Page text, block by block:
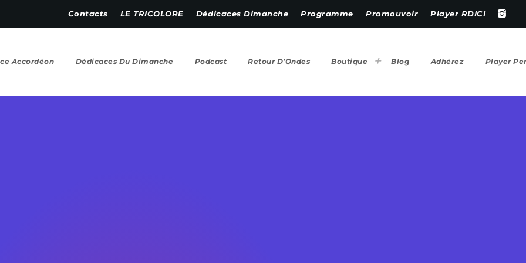
Contacts LE TRICOLORE Dédicaces Dimanche Programme Promouvoir Player RDICI
Accordéon Dédicaces Du Dimanche Podcast Retour D’Ondes Boutique Blog Adhérez Player